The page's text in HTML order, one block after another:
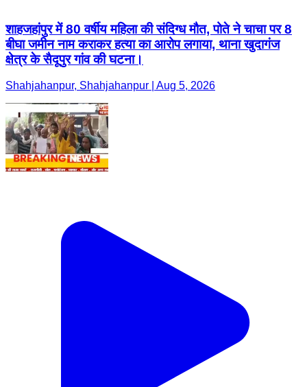
शाहजहांपुर में 80 वर्षीय महिला की संदिग्ध मौत, पोते ने चाचा पर 8
बीघा जमीन नाम कराकर हत्या का आरोप लगाया, थाना खुदागंज
क्षेत्र के सैदूपुर गांव की घटना।
Shahjahanpur, Shahjahanpur | Aug 5, 2026